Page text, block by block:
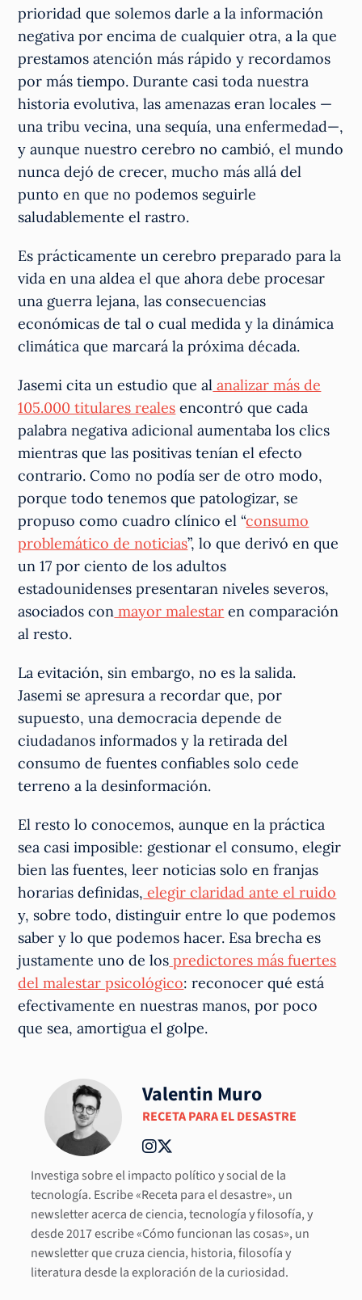
prioridad que solemos darle a la información
negativa por encima de cualquier otra, a la que
prestamos atención más rápido y recordamos
por más tiempo. Durante casi toda nuestra
historia evolutiva, las amenazas eran locales —
una tribu vecina, una sequía, una enfermedad—,
y aunque nuestro cerebro no cambió, el mundo
nunca dejó de crecer, mucho más allá del
punto en que no podemos seguirle
saludablemente el rastro.
Es prácticamente un cerebro preparado para la
vida en una aldea el que ahora debe procesar
una guerra lejana, las consecuencias
económicas de tal o cual medida y la dinámica
climática que marcará la próxima década.
Jasemi cita un estudio que al analizar más de
105.000 titulares reales encontró que cada
palabra negativa adicional aumentaba los clics
mientras que las positivas tenían el efecto
contrario. Como no podía ser de otro modo,
porque todo tenemos que patologizar, se
propuso como cuadro clínico el “consumo
problemático de noticias”, lo que derivó en que
un 17 por ciento de los adultos
estadounidenses presentaran niveles severos,
asociados con mayor malestar en comparación
al resto.
La evitación, sin embargo, no es la salida.
Jasemi se apresura a recordar que, por
supuesto, una democracia depende de
ciudadanos informados y la retirada del
consumo de fuentes confiables solo cede
terreno a la desinformación.
El resto lo conocemos, aunque en la práctica
sea casi imposible: gestionar el consumo, elegir
bien las fuentes, leer noticias solo en franjas
horarias definidas, elegir claridad ante el ruido
y, sobre todo, distinguir entre lo que podemos
saber y lo que podemos hacer. Esa brecha es
justamente uno de los predictores más fuertes
del malestar psicológico: reconocer qué está
efectivamente en nuestras manos, por poco
que sea, amortigua el golpe.
Valentin Muro
RECETA PARA EL DESASTRE
Investiga sobre el impacto político y social de la
tecnología. Escribe «Receta para el desastre», un
newsletter acerca de ciencia, tecnología y filosofía, y
desde 2017 escribe «Cómo funcionan las cosas», un
newsletter que cruza ciencia, historia, filosofía y
literatura desde la exploración de la curiosidad.